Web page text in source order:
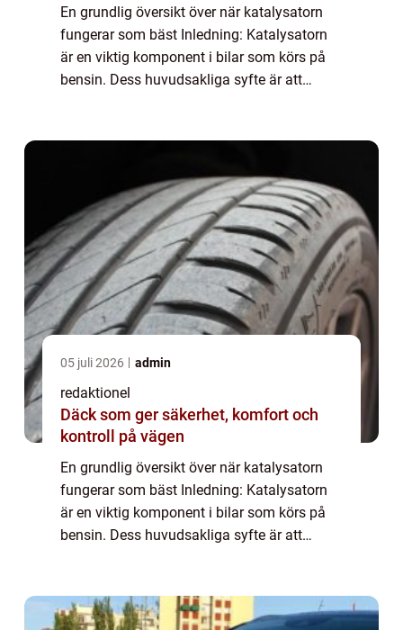
En grundlig översikt över när katalysatorn
fungerar som bäst Inledning: Katalysatorn
är en viktig komponent i bilar som körs på
bensin. Dess huvudsakliga syfte är att
05 juli 2026 admin
redaktionel
Däck som ger säkerhet, komfort och
kontroll på vägen
En grundlig översikt över när katalysatorn
fungerar som bäst Inledning: Katalysatorn
är en viktig komponent i bilar som körs på
bensin. Dess huvudsakliga syfte är att